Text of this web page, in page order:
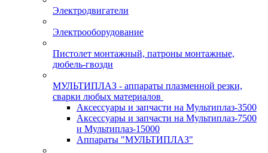
Электродвигатели
Электрооборудование
Пистолет монтажный, патроны монтажные,
дюбель-гвозди
МУЛЬТИПЛАЗ - аппараты плазменной резки,
сварки любых материалов
Аксессуары и запчасти на Мультиплаз-3500
Аксессуары и запчасти на Мультиплаз-7500
и Мультиплаз-15000
Аппараты "МУЛЬТИПЛАЗ"